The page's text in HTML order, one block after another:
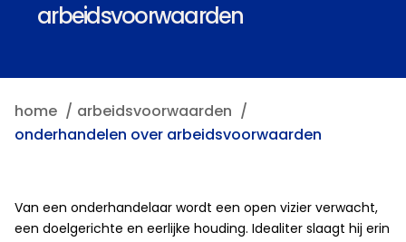
arbeidsvoorwaarden
home
arbeidsvoorwaarden
onderhandelen over arbeidsvoorwaarden
Van een onderhandelaar wordt een open vizier verwacht,
een doelgerichte en eerlijke houding. Idealiter slaagt hij erin